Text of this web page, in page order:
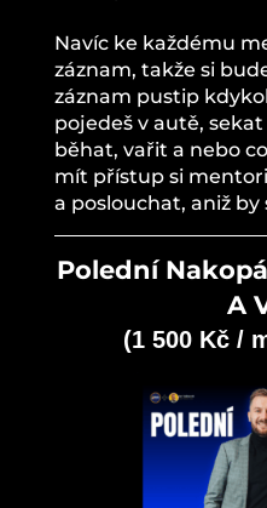
Navíc ke každému
záznam, takže si
záznam pustip
pojedeš v autě,
běhat, vařit a nebo
mít přístup si
a poslouchat, aniž
Polední
A
(1 500 Kč /